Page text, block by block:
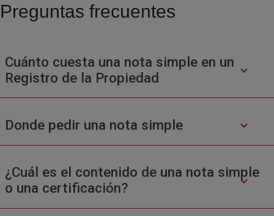
Preguntas frecuentes
Cuánto cuesta una nota simple en un
Registro de la Propiedad
Donde pedir una nota simple
¿Cuál es el contenido de una nota simple
o una certificación?